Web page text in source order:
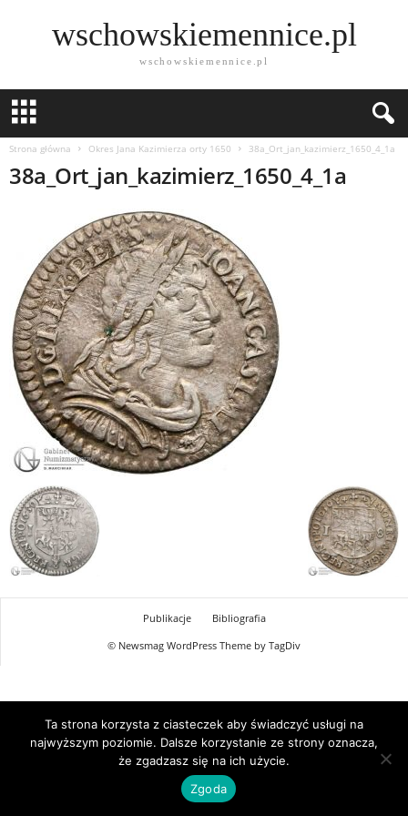
wschowskiemennice.pl
wschowskiemennice.pl
Strona główna Okres Jana Kazimierza orty 1650 38a_Ort_jan_kazimierz_1650_4_1a
38a_Ort_jan_kazimierz_1650_4_1a
Publikacje
Bibliografia
© Newsmag WordPress Theme by TagDiv
Ta strona korzysta z ciasteczek aby świadczyć usługi na
najwyższym poziomie. Dalsze korzystanie ze strony oznacza,
że zgadzasz się na ich użycie.
Zgoda